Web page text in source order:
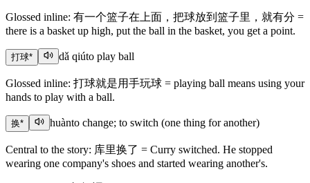
Glossed inline: 有一个篮子在上面，把球放到篮子里，就有分 =
there is a basket up high, put the ball in the basket, you get a point.
打球* dǎ qiúto play ball
Glossed inline: 打球就是用手玩球 = playing ball means using your
hands to play with a ball.
换* huànto change; to switch (one thing for another)
Central to the story: 库里换了 = Curry switched. He stopped
wearing one company's shoes and started wearing another's.